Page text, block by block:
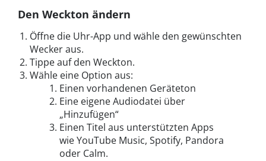
Den Weckton ändern
Öffne die Uhr-App und wähle den gewünschten
Wecker aus.
Tippe auf den Weckton.
Wähle eine Option aus:
Einen vorhandenen Geräteton
Eine eigene Audiodatei über
„Hinzufügen“
Einen Titel aus unterstützten Apps
wie YouTube Music, Spotify, Pandora
oder Calm.